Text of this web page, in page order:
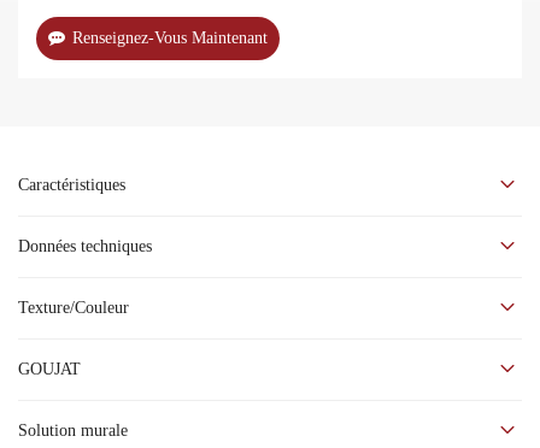
Renseignez-Vous Maintenant
Caractéristiques
La porte Pinger est différente de la porte en bois massif standard et
La porte Pinger n'est pas facile à déchirer, à cataclaster ou à fissurer
résistante que le bois massif et 2 fois plus résistante que le
Il existe trois textures de surface à choisir qui dureront 10 à 15 ans.
Données techniques
Texture/Couleur
GOUJAT
Solution murale